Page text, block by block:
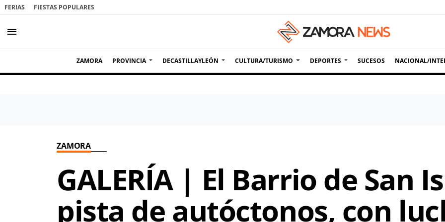
FERIAS FIESTAS POPULARES
menu
ZAMORA PROVINCIA DECASTILLAYLEÓN CULTURA/TURISMO DEPORTES SUCESOS NACIONAL/
ZAMORA
GALERÍA | El Barrio de San
pista de autóctonos, con